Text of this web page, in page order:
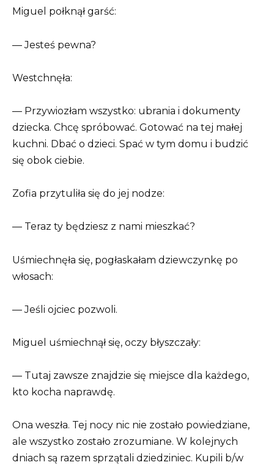
Miguel połknął garść:
— Jesteś pewna?
Westchnęła:
— Przywiozłam wszystko: ubrania i dokumenty
dziecka. Chcę spróbować. Gotować na tej małej
kuchni. Dbać o dzieci. Spać w tym domu i budzić
się obok ciebie.
Zofia przytuliła się do jej nodze:
— Teraz ty będziesz z nami mieszkać?
Uśmiechnęła się, pogłaskałam dziewczynkę po
włosach:
— Jeśli ojciec pozwoli.
Miguel uśmiechnął się, oczy błyszczały:
— Tutaj zawsze znajdzie się miejsce dla każdego,
kto kocha naprawdę.
Ona weszła. Tej nocy nic nie zostało powiedziane,
ale wszystko zostało zrozumiane. W kolejnych
dniach są razem sprzątali dziedziniec. Kupili b/w